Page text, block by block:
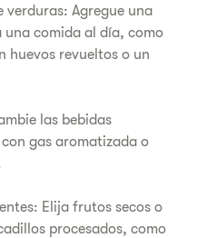
verduras: Agregue una
una comida al día, como
huevos revueltos o un
las bebidas
gas aromatizada o
Elija frutos secos o
procesados, como